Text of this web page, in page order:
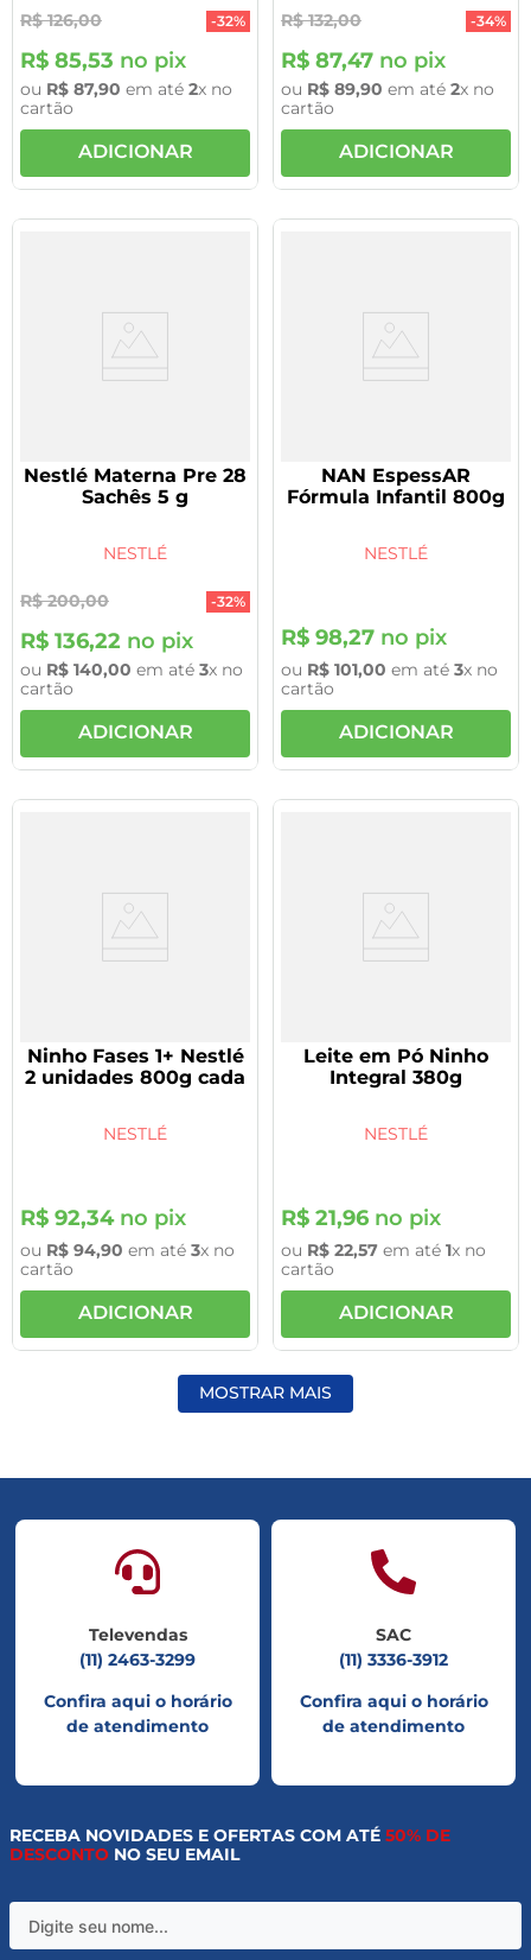
R$ 126,00 -32%
R$ 85,53 no pix
ou R$ 87,90 em até 2x no
cartão
ADICIONAR
R$ 132,00 -34%
R$ 87,47 no pix
ou R$ 89,90 em até 2x no
cartão
ADICIONAR
Nestlé Materna Pre 28
Sachês 5 g
NESTLÉ
R$ 200,00 -32%
R$ 136,22 no pix
ou R$ 140,00 em até 3x no
cartão
ADICIONAR
NAN EspessAR
Fórmula Infantil 800g
NESTLÉ
R$ 98,27 no pix
ou R$ 101,00 em até 3x no
cartão
ADICIONAR
Ninho Fases 1+ Nestlé
2 unidades 800g cada
NESTLÉ
R$ 92,34no pix
ou R$ 94,90 em até 3x no
cartão
ADICIONAR
Leite em Pó Ninho
Integral 380g
NESTLÉ
R$ 21,96 no pix
ou R$ 22,57 em até 1x no
cartão
ADICIONAR
MOSTRAR MAIS
Televendas
(11) 2463-3299
Confira aqui o horário
de atendimento
SAC
(11) 3336-3912
Confira aqui o horário
de atendimento
RECEBA NOVIDADES E OFERTAS COM ATÉ 50% DE
DESCONTO NO SEU EMAIL